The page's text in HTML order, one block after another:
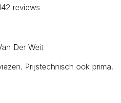
reviews
Der Weit
Prijstechnisch ook prima.